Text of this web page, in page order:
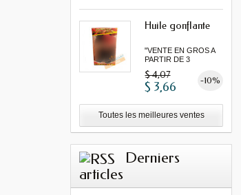
Huile gonflante
"VENTE EN GROS A
PARTIR DE 3
$ 4,07 -10%
$ 3,66
Toutes les meilleures ventes
Derniers
articles